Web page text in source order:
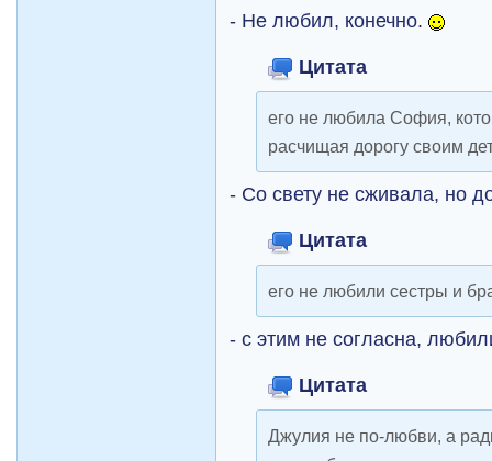
- Не любил, конечно.
Цитата
его не любила София,
расчищая дорогу своим
- Со свету не сживала, но
Цитата
его не любили сестры и
- с этим не согласна,
Цитата
Джулия не по-любви, а